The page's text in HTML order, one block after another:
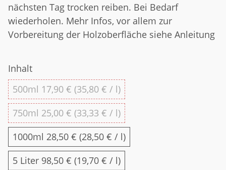
nächsten Tag trocken reiben. Bei Bedarf
wiederholen. Mehr Infos, vor allem zur
Vorbereitung der Holzoberfläche siehe Anleitung
Inhalt
500ml 500ml
17,90 € (35,80 € / l)
750ml 750ml
25,00 € (33,33 € / l)
1000ml 1000ml
28,50 € (28,50 € / l)
5 Liter 5 Liter
98,50 € (19,70 € / l)